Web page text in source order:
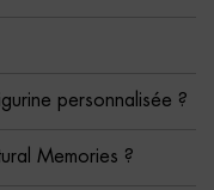
personnalisée ?
Memories ?